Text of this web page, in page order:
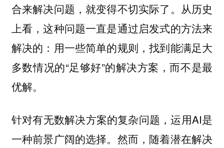
合来解决问题，就变得不切实际了。从历史
上看，这种问题一直是通过启发式的方法来
解决的：用一些简单的规则，找到能满足大
多数情况的“足够好”的解决方案，而不是最
优解。
针对有无数解决方案的复杂问题，运用AI是
一种前景广阔的选择。然而，随着潜在解决